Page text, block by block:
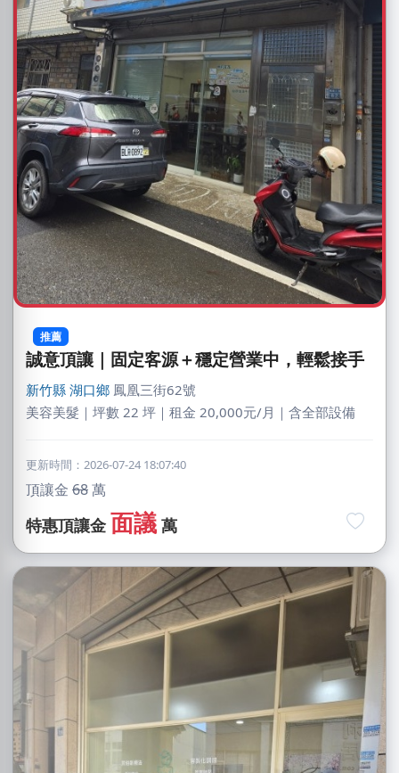
推薦
誠意頂讓｜固定客源＋穩定營業中，輕鬆接手
新竹縣 湖口鄉 鳳凰三街62號
美容美髮｜坪數 22 坪｜租金 20,000元/月｜含全部設備
更新時間：2026-07-24 18:07:40
頂讓金 68萬
特惠頂讓金 面議 萬